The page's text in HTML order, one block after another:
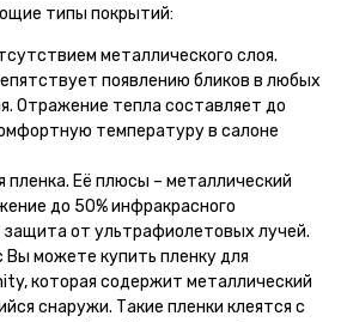
типы покрытий:
металлического слоя.
появлению бликов в любых
Отражение тепла составляет до
температуру в салоне
пленка. Её плюсы – металлический
до 50% инфракрасного
защита от ультрафиолетовых лучей.
Вы можете купить пленку для
которая содержит металлический
снаружи. Такие пленки клеятся с